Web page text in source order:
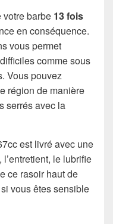
votre barbe 13 fois
en conséquence.
vous permet
comme sous
Vous pouvez
région de manière
serrés avec la
est livré avec une
le lubrifie
ce rasoir haut de
vous êtes sensible